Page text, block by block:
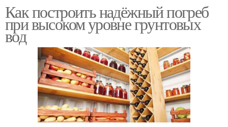
Как построить надёжный погреб
при высоком уровне грунтовых
вод